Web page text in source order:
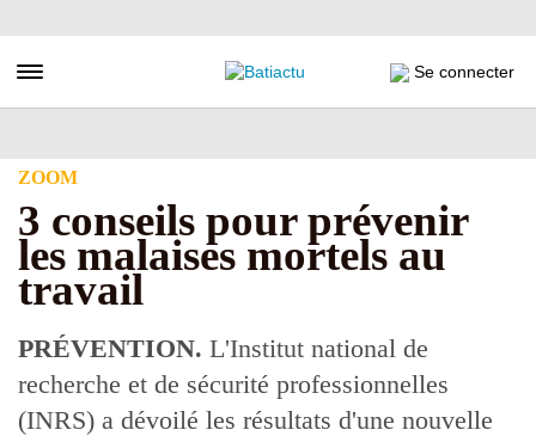
au
principal
Toggle navigation Se connecter
ZOOM
3 conseils pour prévenir
les malaises mortels au
travail
PRÉVENTION. L'Institut national de
recherche et de sécurité professionnelles
(INRS) a dévoilé les résultats d'une nouvelle